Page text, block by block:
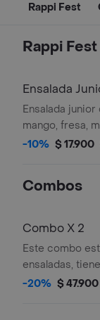
Rappi Fest
Rappi Fest
Ensalada
Ensalada junior
mango, fresa,
crema, queso y
-10% $ 17.900
Combos
Combo X 2
Este combo
ensaladas,
durazno, kiwi,
-20% $ 47.900